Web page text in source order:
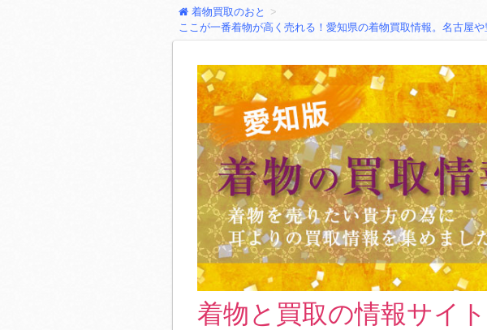
着物買取のおと
ここが一番着物が高く売れる！愛知県の着物買取情報。名古屋
着物と買取の情報サイ